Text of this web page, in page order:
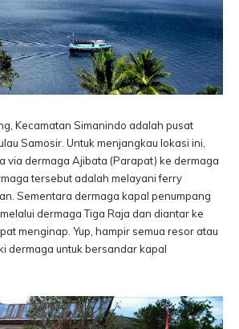
Kecamatan Simanindo adalah pusat
Samosir. Untuk menjangkau lokasi ini,
via dermaga Ajibata (Parapat) ke dermaga
tersebut adalah melayani ferry
Sementara dermaga kapal penumpang
dermaga Tiga Raja dan diantar ke
menginap. Yup, hampir semua resor atau
dermaga untuk bersandar kapal